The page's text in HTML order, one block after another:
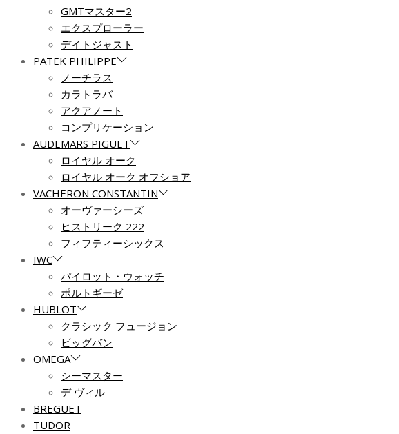
GMTマスター2
エクスプローラー
デイトジャスト
PATEK PHILIPPE
ノーチラス
カラトラバ
アクアノート
コンプリケーション
AUDEMARS PIGUET
ロイヤル オーク
ロイヤル オーク オフショア
VACHERON CONSTANTIN
オーヴァーシーズ
ヒストリーク 222
フィフティーシックス
IWC
パイロット・ウォッチ
ポルトギーゼ
HUBLOT
クラシック フュージョン
ビッグバン
OMEGA
シーマスター
デ ヴィル
BREGUET
TUDOR